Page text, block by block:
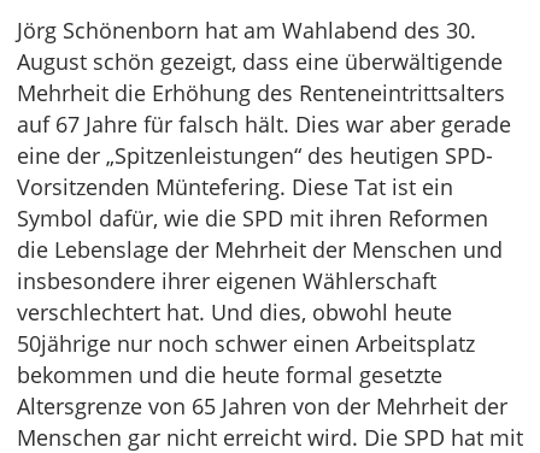
Jörg Schönenborn hat am Wahlabend des 30.
August schön gezeigt, dass eine überwältigende
Mehrheit die Erhöhung des Renteneintrittsalters
auf 67 Jahre für falsch hält. Dies war aber gerade
eine der „Spitzenleistungen“ des heutigen SPD-
Vorsitzenden Müntefering. Diese Tat ist ein
Symbol dafür, wie die SPD mit ihren Reformen
die Lebenslage der Mehrheit der Menschen und
insbesondere ihrer eigenen Wählerschaft
verschlechtert hat. Und dies, obwohl heute
50jährige nur noch schwer einen Arbeitsplatz
bekommen und die heute formal gesetzte
Altersgrenze von 65 Jahren von der Mehrheit der
Menschen gar nicht erreicht wird. Die SPD hat mit